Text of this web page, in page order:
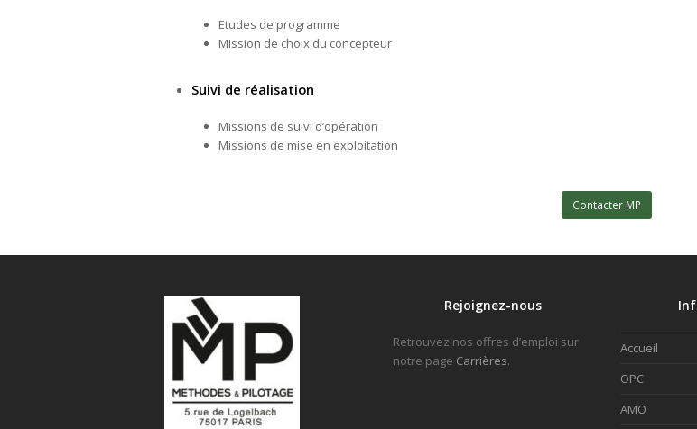
Etudes de programme
Mission de choix du concepteur
Suivi de réalisation
Missions de suivi d’opération
Missions de mise en exploitation
Contacter MP
Rejoignez-nous
Retrouvez nos offres d’emploi sur
notre page Carrières.
Accueil
OPC
AMO